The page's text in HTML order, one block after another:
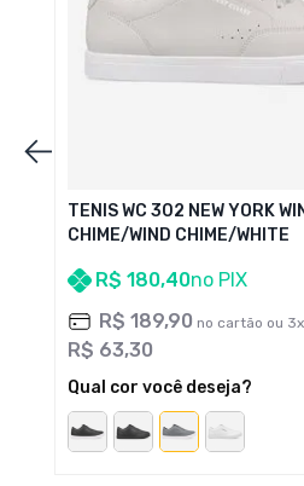
TENIS WC 302 NEW YORK
CHIME/WIND CHIME/WHITE
R$ 180,40no PIX
R$ 189,90 no cartão ou 3
R$ 63,30
Qual cor você deseja?